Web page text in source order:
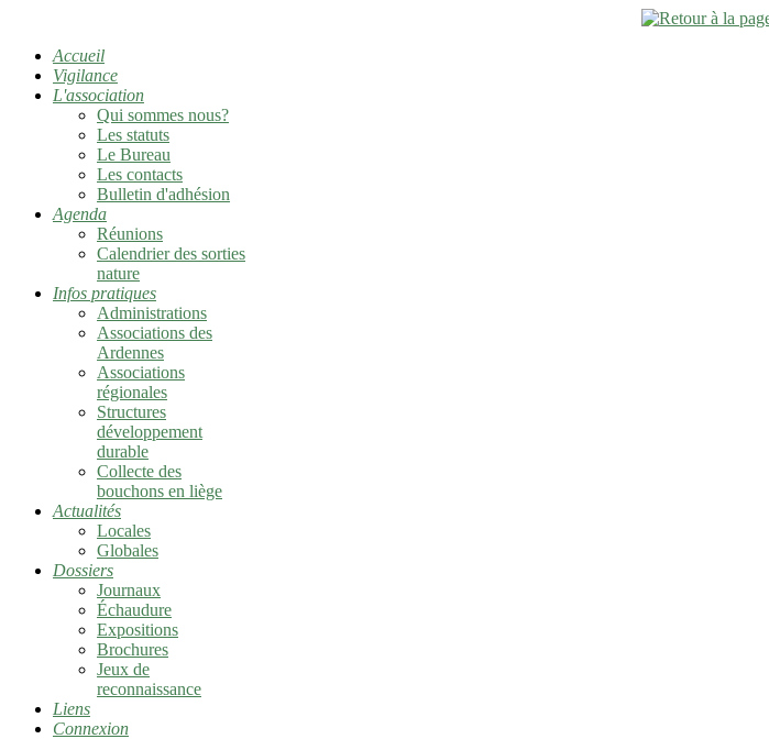
Accueil
Vigilance
L'association
Qui sommes nous?
Les statuts
Le Bureau
Les contacts
Bulletin d'adhésion
Agenda
Réunions
Calendrier des sorties
nature
Infos pratiques
Administrations
Associations des
Ardennes
Associations
régionales
Structures
développement
durable
Collecte des
bouchons en liège
Actualités
Locales
Globales
Dossiers
Journaux
Échaudure
Expositions
Brochures
Jeux de
reconnaissance
Liens
Connexion